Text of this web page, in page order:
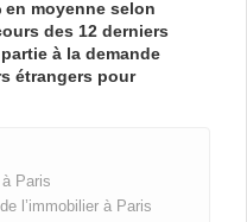
en moyenne selon
des 12 derniers
à la demande
étrangers pour
Paris
l’immobilier à Paris